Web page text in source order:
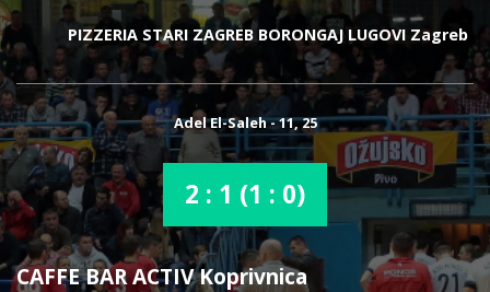
PIZZERIA STARI ZAGREB BORONGAJ LUGOVI Zagreb
Adel El-Saleh - 11, 25
2 : 1 (1 : 0)
CAFFE BAR ACTIV Koprivnica